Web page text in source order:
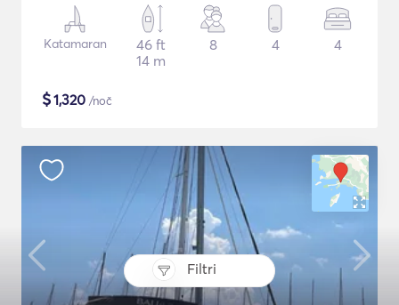
Filtri
Katamaran
46 ft
14 m
8 4 4
$1,320 /noč